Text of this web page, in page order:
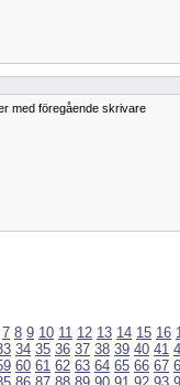
med föregående skrivare
7 8 9 10 11 12 13 14 15 16
34 35 36 37 38 39 40 41
60 61 62 63 64 65 66 67